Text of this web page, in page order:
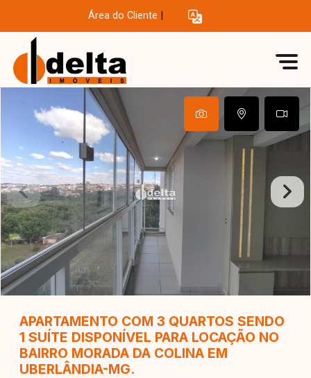
Área do Cliente
APARTAMENTO COM 3 QUARTOS SENDO
1 SUÍTE DISPONÍVEL PARA LOCAÇÃO NO
BAIRRO MORADA DA COLINA EM
UBERLÂNDIA-MG.